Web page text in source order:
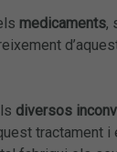
medicaments,
diversos
tractament i